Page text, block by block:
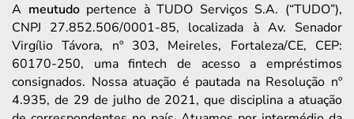
A meutudopertence à TUDO Serviços S.A. (“TUDO”),
CNPJ 27.852.506/0001-85, localizada à Av. Senador
Virgílio Távora, nº 303, Meireles, Fortaleza/CE, CEP:
60170-250, uma fintech de acesso a empréstimos
consignados. Nossa atuação é pautada na Resolução nº
4.935, de 29 de julho de 2021, que disciplina a atuação